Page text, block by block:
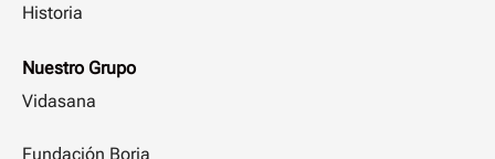
Historia
Nuestro Grupo
Vidasana
Fundación Borja